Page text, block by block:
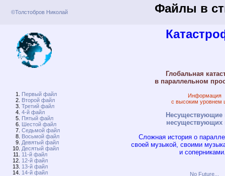
©Толстобров Николай Файлы в
Первый файл
Второй файл
Третий файл
4-й файл
Пятый файл
Шестой файл
Седьмой файл
Восьмой файл
Девятый файл
Десятый файл
11-й файл
12-й файл
13-й файл
14-й файл